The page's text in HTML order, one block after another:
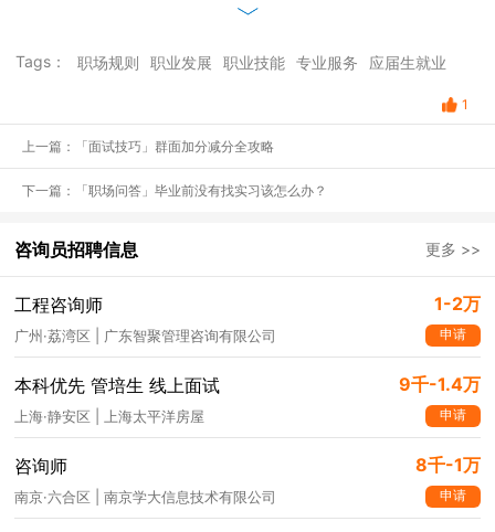
Tags： 职场规则 职业发展 职业技能 专业服务 应届生就业
1
上一篇：「面试技巧」群面加分减分全攻略
下一篇：「职场问答」毕业前没有找实习该怎么办？
咨询员招聘信息 更多 >>
工程咨询师 1-2万
广州·荔湾区 | 广东智聚管理咨询有限公司 申请
本科优先 管培生 线上面试 9千-1.4万
上海·静安区 | 上海太平洋房屋 申请
咨询师 8千-1万
南京·六合区 | 南京学大信息技术有限公司 申请